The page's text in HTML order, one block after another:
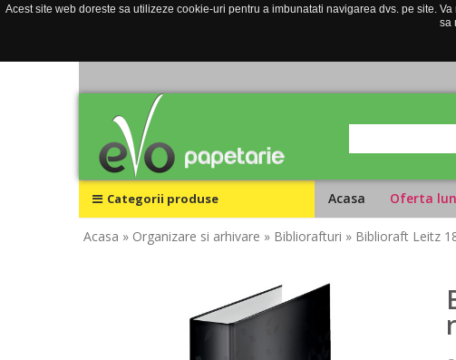
Acest site web doreste sa utilizeze cookie-uri pentru a imbunatati navigarea dvs. pe site.
sa
Categorii produse Acasa Oferta
Acasa » Organizare si arhivare » Bibliorafturi » Biblioraft Leitz